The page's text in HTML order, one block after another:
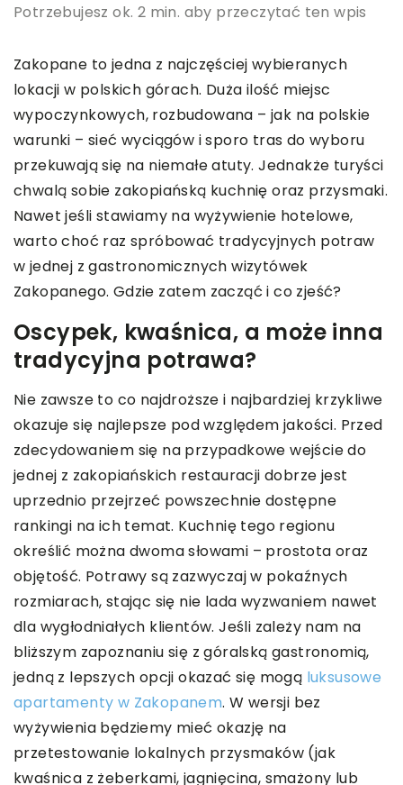
Potrzebujesz ok. 2 min. aby przeczytać ten wpis
Zakopane to jedna z najczęściej wybieranych
lokacji w polskich górach. Duża ilość miejsc
wypoczynkowych, rozbudowana – jak na polskie
warunki – sieć wyciągów i sporo tras do wyboru
przekuwają się na niemałe atuty. Jednakże turyści
chwalą sobie zakopiańską kuchnię oraz przysmaki.
Nawet jeśli stawiamy na wyżywienie hotelowe,
warto choć raz spróbować tradycyjnych potraw
w jednej z gastronomicznych wizytówek
Zakopanego. Gdzie zatem zacząć i co zjeść?
Oscypek, kwaśnica, a może inna
tradycyjna potrawa?
Nie zawsze to co najdroższe i najbardziej krzykliwe
okazuje się najlepsze pod względem jakości. Przed
zdecydowaniem się na przypadkowe wejście do
jednej z zakopiańskich restauracji dobrze jest
uprzednio przejrzeć powszechnie dostępne
rankingi na ich temat. Kuchnię tego regionu
określić można dwoma słowami – prostota oraz
objętość. Potrawy są zazwyczaj w pokaźnych
rozmiarach, stając się nie lada wyzwaniem nawet
dla wygłodniałych klientów. Jeśli zależy nam na
bliższym zapoznaniu się z góralską gastronomią,
jedną z lepszych opcji okazać się mogą luksusowe
apartamenty w Zakopanem. W wersji bez
wyżywienia będziemy mieć okazję na
przetestowanie lokalnych przysmaków (jak
kwaśnica z żeberkami, jagnięcina, smażony lub